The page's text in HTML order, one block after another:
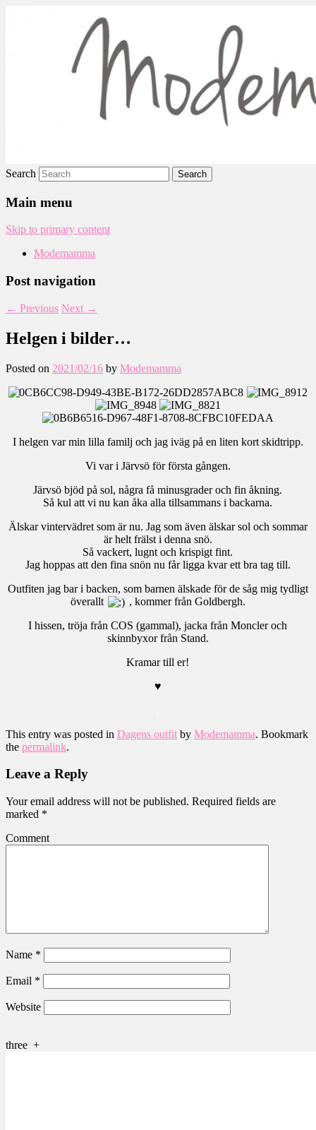
Modemamma
Search
Main menu
Skip to primary content
Modemamma
Post navigation
← Previous Next →
Helgen i bilder…
Posted on 2021/02/16 by Modemamma
I helgen var min lilla familj och jag iväg på en liten kort skidtripp.
Vi var i Järvsö för första gången.
Järvsö bjöd på sol, några få minusgrader och fin åkning.
Så kul att vi nu kan åka alla tillsammans i backarna.
Älskar vintervädret som är nu. Jag som även älskar sol och sommar
är helt frälst i denna snö.
Så vackert, lugnt och krispigt fint.
Jag hoppas att den fina snön nu får ligga kvar ett bra tag till.
Outfiten jag bar i backen, som barnen älskade för de såg mig tydligt
överallt
, kommer från Goldbergh.
I hissen, tröja från COS (gammal), jacka från Moncler och
skinnbyxor från Stand.
Kramar till er!
♥
This entry was posted in Dagens outfit by Modemamma. Bookmark
the permalink.
Leave a Reply
Your email address will not be published. Required fields are
marked *
Comment
Name *
Email *
Website
three +